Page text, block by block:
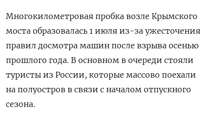
Многокилометровая пробка возле Крымского
моста образовалась 1 июля из-за ужесточения
правил досмотра машин после взрыва осенью
прошлого года. В основном в очереди стояли
туристы из России, которые массово поехали
на полуостров в связи с началом отпускного
сезона.